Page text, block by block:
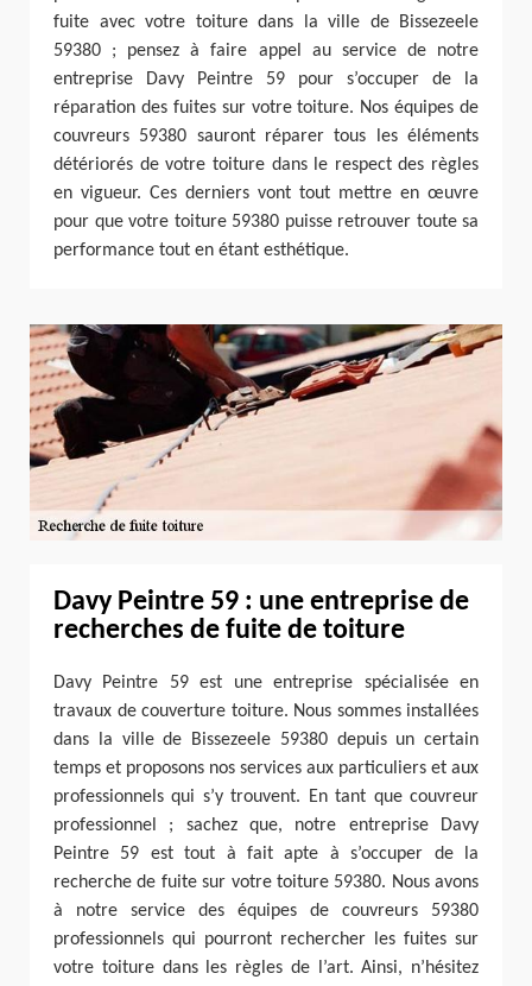
fuite avec votre toiture dans la ville de Bissezeele
59380 ; pensez à faire appel au service de notre
entreprise Davy Peintre 59 pour s’occuper de la
réparation des fuites sur votre toiture. Nos équipes de
couvreurs 59380 sauront réparer tous les éléments
détériorés de votre toiture dans le respect des règles
en vigueur. Ces derniers vont tout mettre en œuvre
pour que votre toiture 59380 puisse retrouver toute sa
performance tout en étant esthétique.
Davy Peintre 59 : une entreprise de
recherches de fuite de toiture
Davy Peintre 59 est une entreprise spécialisée en
travaux de couverture toiture. Nous sommes installées
dans la ville de Bissezeele 59380 depuis un certain
temps et proposons nos services aux particuliers et aux
professionnels qui s’y trouvent. En tant que couvreur
professionnel ; sachez que, notre entreprise Davy
Peintre 59 est tout à fait apte à s’occuper de la
recherche de fuite sur votre toiture 59380. Nous avons
à notre service des équipes de couvreurs 59380
professionnels qui pourront rechercher les fuites sur
votre toiture dans les règles de l’art. Ainsi, n’hésitez